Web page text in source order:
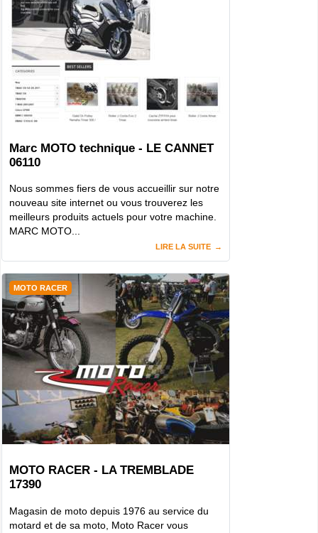
Marc MOTO technique - LE CANNET
06110
Nous sommes fiers de vous accueillir sur notre
nouveau site internet ou vous trouverez les
meilleurs produits actuels pour votre machine.
MARC MOTO...
LIRE LA SUITE
MOTO RACER
MOTO RACER - LA TREMBLADE
17390
Magasin de moto depuis 1976 au service du
motard et de sa moto, Moto Racer vous